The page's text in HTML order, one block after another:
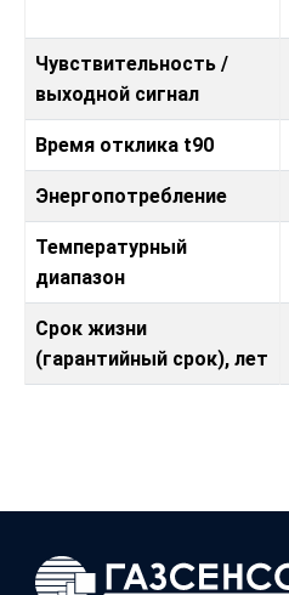
Чувствительность /
выходной сигнал
Время отклика t90
Энергопотребление
Температурный
диапазон
Срок жизни
(гарантийный срок), лет